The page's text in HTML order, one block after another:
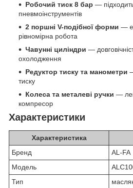
Робочий тиск 8 бар —
пневмоінструментів
2 поршні V-подібної форми —
рівномірна робота
Чавунні циліндри —
охолодження
Редуктор тиску та манометри
тиску
Колеса та металеві ручки —
компресор
Характеристики
Характеристика
Бренд
AL-FA
Модель
Тип